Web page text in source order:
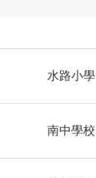
水路小學
南中學校